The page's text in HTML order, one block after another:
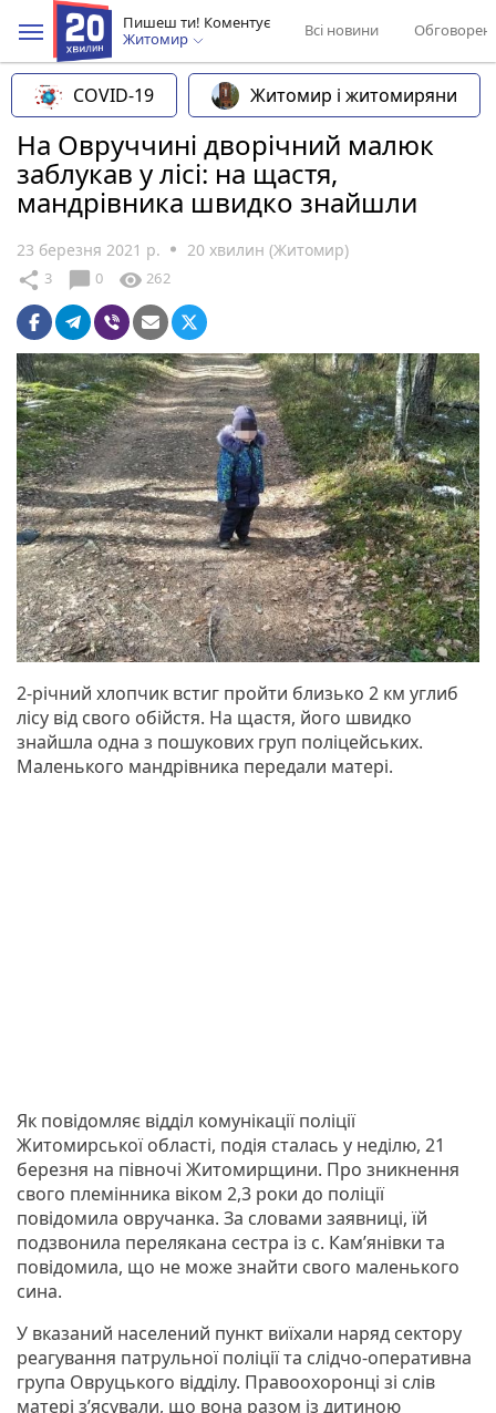
Пишеш ти! Коментує
Житомир
Всі новини
COVID-19 Житомир і житомиряни
На Овруччині дворічний малюк
заблукав у лісі: на щастя,
мандрівника швидко знайшли
23 березня 2021 р. 20 хвилин (Житомир)
share 3 chat_bubble 0 visibility 262
2-річний хлопчик встиг пройти близько 2 км углиб
лісу від свого обійстя. На щастя, його швидко
знайшла одна з пошукових груп поліцейських.
Маленького мандрівника передали матері.
Як повідомляє відділ комунікації поліції
Житомирської області, подія сталась у неділю, 21
березня на півночі Житомирщини. Про зникнення
свого племінника віком 2,3 роки до поліції
повідомила овручанка. За словами заявниці, їй
подзвонила перелякана сестра із с. Кам’янівки та
повідомила, що не може знайти свого маленького
сина.
У вказаний населений пункт виїхали наряд сектору
реагування патрульної поліції та слідчо-оперативна
група Овруцького відділу. Правоохоронці зі слів
матері з’ясували, що вона разом із дитиною